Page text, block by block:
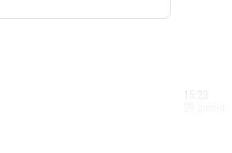
15:23